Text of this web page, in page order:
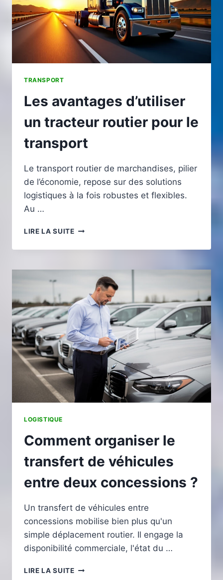
EFFICACITÉ
TRANSPORT
Les avantages d’utiliser
un tracteur routier pour le
transport
Le transport routier de marchandises, pilier
de l’économie, repose sur des solutions
logistiques à la fois robustes et flexibles.
Au …
LIRE LA SUITELES
D’UTILISER
TRACTEUR
ROUTIER
POUR
LE
TRANSPORT
LOGISTIQUE
Comment organiser le
transfert de véhicules
entre deux concessions ?
Un transfert de véhicules entre
concessions mobilise bien plus qu'un
simple déplacement routier. Il engage la
disponibilité commerciale, l'état du …
LIRE LA SUITECOMMENT